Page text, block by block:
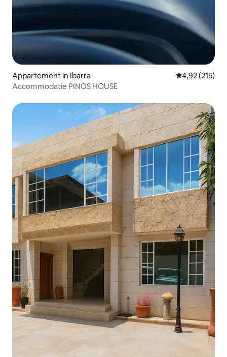
Appartement in Ibarra Gemiddelde
4,92 (215)
Accommodatie PINOS HOUSE